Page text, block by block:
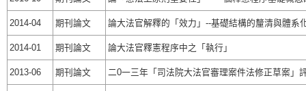
2014-04 期刊論文 論大法官解釋的「效力」--基礎結構的釐清與體系
2014-01 期刊論文 論大法官釋憲程序中之「執行」
2013-06 期刊論文 二0一三年「司法院大法官審理案件法修正草案」